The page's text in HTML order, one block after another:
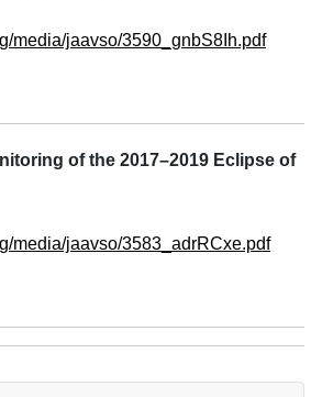
media/jaavso/3590_gnbS8Ih.pdf
of the 2017–2019 Eclipse of
media/jaavso/3583_adrRCxe.pdf